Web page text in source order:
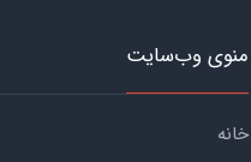
منوی وب‌سایت
خانه